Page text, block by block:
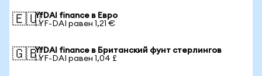
🇪🇺YfDAI finance в Евро
1 YF-DAI равен 1,21 €
🇬🇧YfDAI finance в Британский фунт стерлингов
1 YF-DAI равен 1,04 £